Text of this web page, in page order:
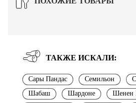
ТАКЖЕ ИСКАЛИ:
Сары Пандас Семильон
Шабаш
Шардоне
Шенен